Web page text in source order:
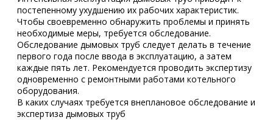
постепенному ухудшению их рабочих характеристик.
Чтобы своевременно обнаружить проблемы и принять
необходимые меры, требуется обследование.
Обследование дымовых труб следует делать в течение
первого года после ввода в эксплуатацию, а затем
каждые пять лет. Рекомендуется проводить экспертизу
одновременно с ремонтными работами котельного
оборудования.
В каких случаях требуется внеплановое обследование и
экспертиза дымовых труб